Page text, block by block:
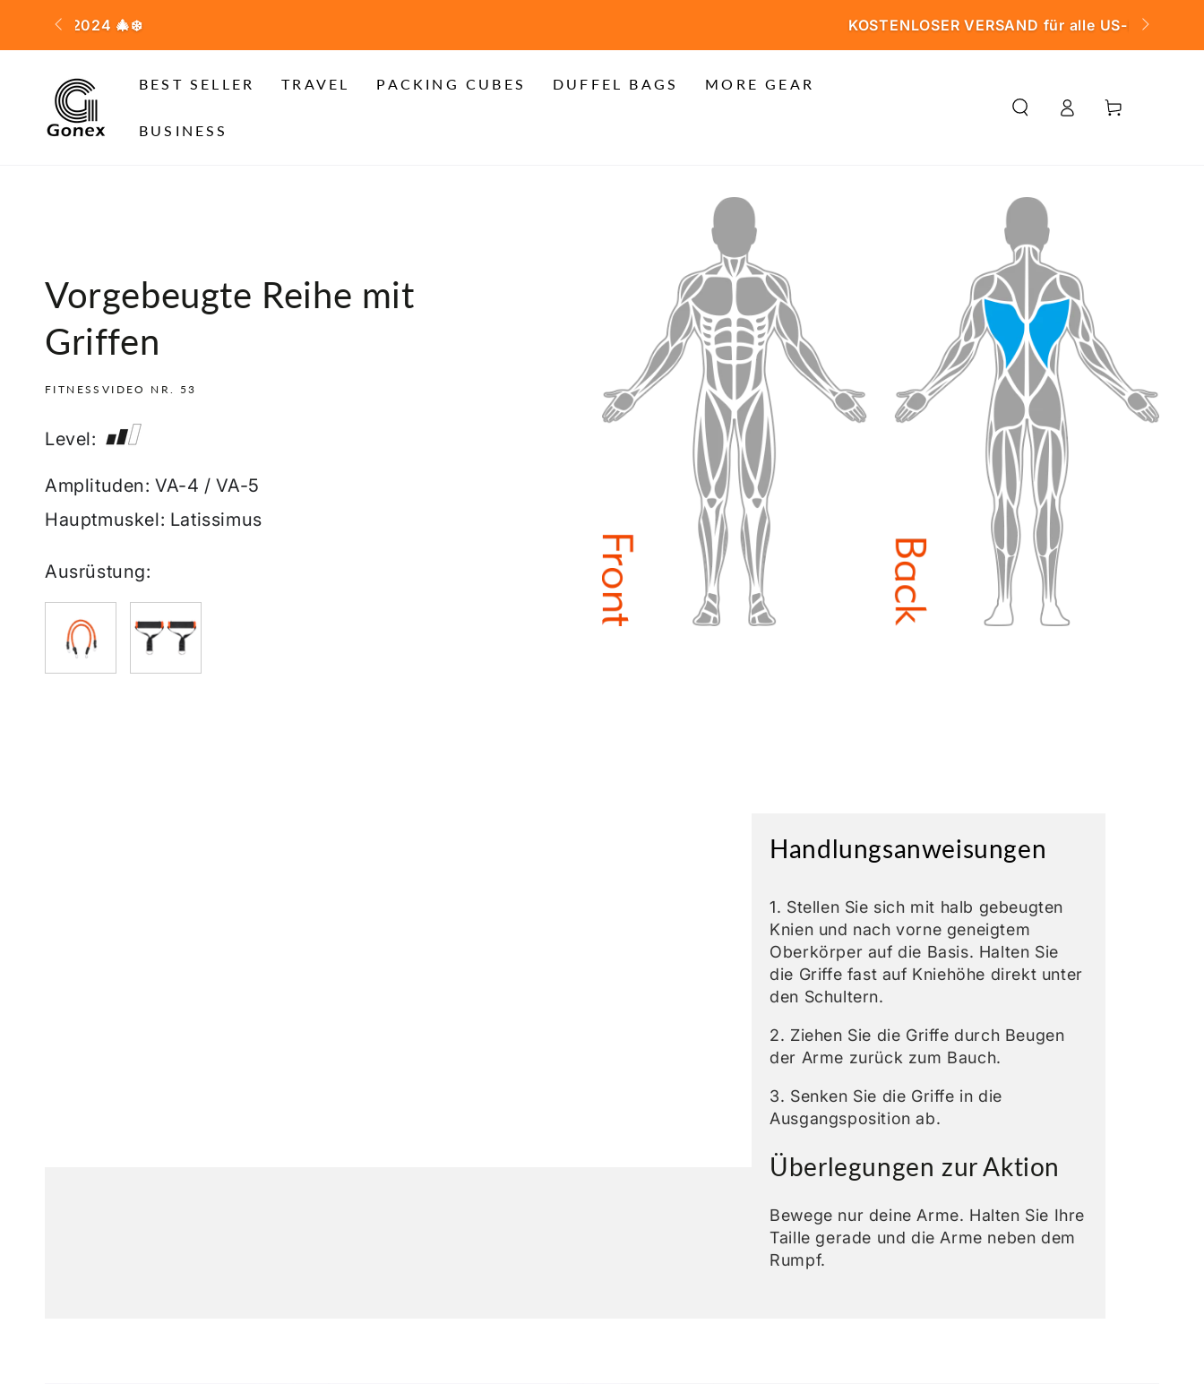
SPRINGEN
BEST SELLER TRAVEL PACKING CUBES DUFFEL BAGS MORE GEAR
BUSINESS
EinloggenWarenkorb
Vorgebeugte Reihe mit
Griffen
FITNESSVIDEO NR. 53
Level:
Amplituden: VA-4 / VA-5
Hauptmuskel: Latissimus
Ausrüstung:
Handlungsanweisungen
1. Stellen Sie sich mit halb gebeugten
Knien und nach vorne geneigtem
Oberkörper auf die Basis. Halten Sie
die Griffe fast auf Kniehöhe direkt unter
den Schultern.
2. Ziehen Sie die Griffe durch Beugen
der Arme zurück zum Bauch.
3. Senken Sie die Griffe in die
Ausgangsposition ab.
Überlegungen zur Aktion
Bewege nur deine Arme. Halten Sie Ihre
Taille gerade und die Arme neben dem
Rumpf.